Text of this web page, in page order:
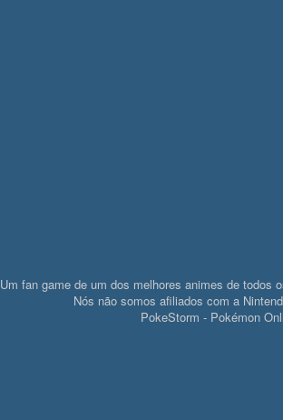
Um fan game de um dos melhores animes de todos
Nós não somos afiliados com a
PokeStorm - Pokémon